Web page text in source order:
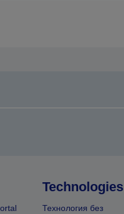
Technologies
Технология без